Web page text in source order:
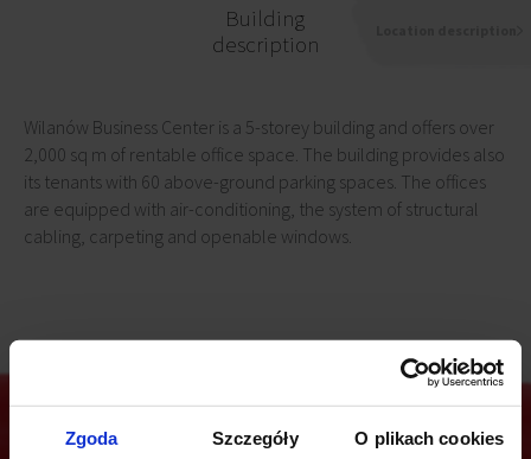
Zgoda Szczegóły O plikach cookies
Building
description
Wilanów Business Center is a 5-storey building and offers over
2,000 sq m of rentable office space. The building provides also
its tenants with 60 above-ground parking spaces. The offices
are equipped with air-conditioning, the system of structural
cabling, carpeting and openable windows.